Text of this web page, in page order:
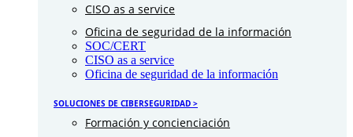
CISO as a service
Oficina de seguridad de la información
SOC/CERT
CISO as a service
Oficina de seguridad de la información
SOLUCIONES DE CIBERSEGURIDAD >
Formación y concienciación